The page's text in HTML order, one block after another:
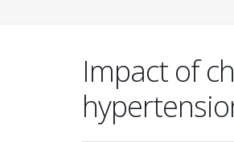
Impact of